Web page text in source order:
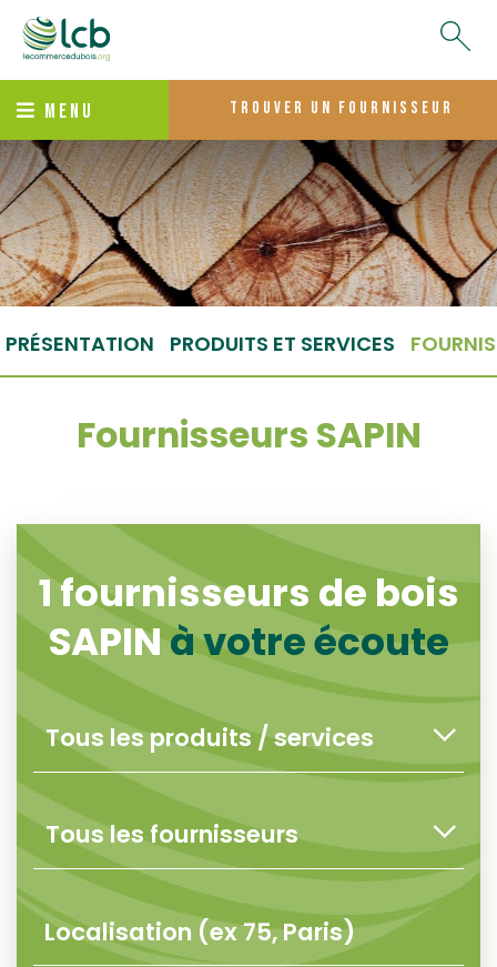
MENU trouver un fournisseur
PRÉSENTATION PRODUITS ET SERVICES
Fournisseurs SAPIN
1fournisseurs de bois
SAPINà votre écoute